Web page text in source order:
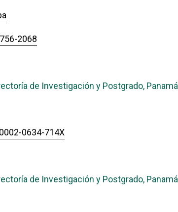
2068
de Investigación y Postgrado, Panamá
0634-714X
de Investigación y Postgrado, Panamá